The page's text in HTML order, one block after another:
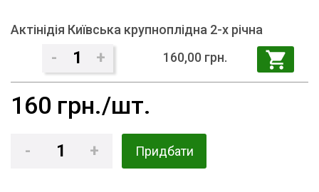
Актінідія Київська крупноплідна 2-х річна
- 1 + 160,00 грн.
- 1 + Придбати
160 грн./шт.